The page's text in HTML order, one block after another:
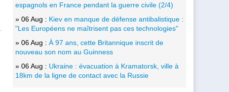
espagnols en France pendant la guerre civile (2/4)
» 06 Aug : Kiev en manque de défense antibalistique :
"Les Européens ne maîtrisent pas ces technologies"
» 06 Aug : À 97 ans, cette Britannique inscrit de
nouveau son nom au Guinness
» 06 Aug : Ukraine : évacuation à Kramatorsk, ville à
18km de la ligne de contact avec la Russie